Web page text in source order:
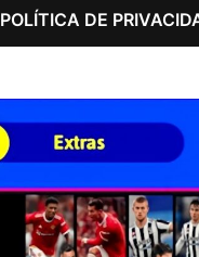
POLÍTICA DE